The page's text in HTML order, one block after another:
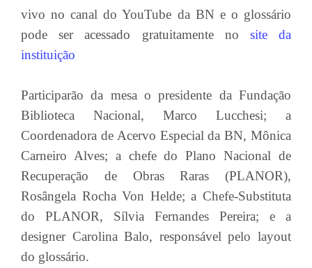
vivo no canal do YouTube da BN e o glossário
pode ser acessado gratuitamente no site da
instituição
Participarão da mesa o presidente da Fundação
Biblioteca Nacional, Marco Lucchesi; a
Coordenadora de Acervo Especial da BN, Mônica
Carneiro Alves; a chefe do Plano Nacional de
Recuperação de Obras Raras (PLANOR),
Rosângela Rocha Von Helde; a Chefe-Substituta
do PLANOR, Sílvia Fernandes Pereira; e a
designer Carolina Balo, responsável pelo layout
do glossário.